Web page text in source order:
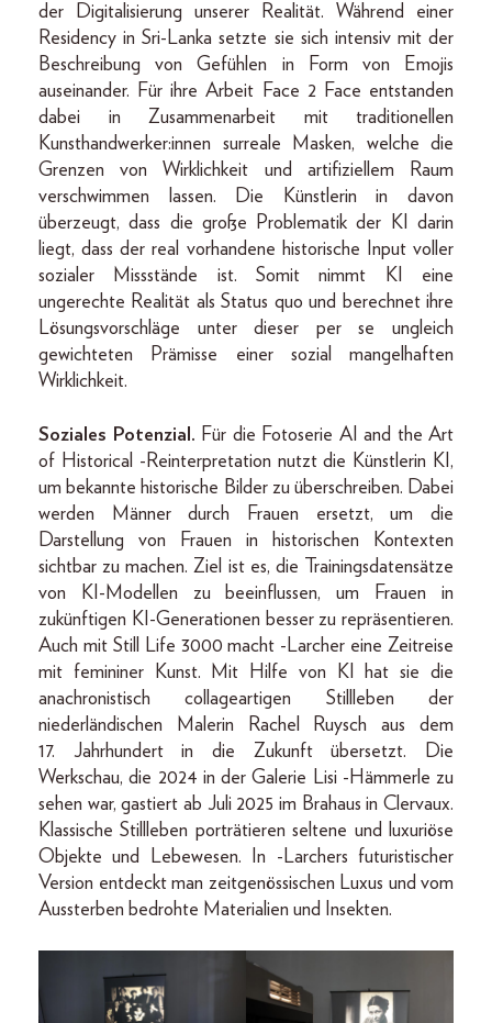
der Digitalisierung unserer Realität. Während einer
Residency in Sri-Lanka setzte sie sich intensiv mit der
Beschreibung von Gefühlen in Form von Emojis
auseinander. Für ihre Arbeit Face 2 Face entstanden
dabei in Zusammenarbeit mit traditionellen
Kunsthandwerker:innen surreale Masken, welche die
Grenzen von Wirklichkeit und artifiziellem Raum
verschwimmen lassen. Die Künstlerin in davon
überzeugt, dass die große Problematik der KI darin
liegt, dass der real vorhandene historische Input voller
sozialer Missstände ist. Somit nimmt KI eine
ungerechte Realität als Status quo und berechnet ihre
Lösungsvorschläge unter dieser per se ungleich
gewichteten Prämisse einer sozial mangelhaften
Wirklichkeit.
Soziales Potenzial. Für die Fotoserie AI and the Art
of Historical -Reinterpretation nutzt die Künstlerin KI,
um bekannte historische Bilder zu überschreiben. Dabei
werden Männer durch Frauen ersetzt, um die
Darstellung von Frauen in historischen Kontexten
sichtbar zu machen. Ziel ist es, die Trainingsdatensätze
von KI-Modellen zu beeinflussen, um Frauen in
zukünftigen KI-Generationen besser zu repräsentieren.
Auch mit Still Life 3000 macht -Larcher eine Zeitreise
mit femininer Kunst. Mit Hilfe von KI hat sie die
anachronistisch collageartigen Stillleben der
niederländischen Malerin Rachel Ruysch aus dem
17. Jahrhundert in die Zukunft übersetzt. Die
Werkschau, die 2024 in der Galerie Lisi -Hämmerle zu
sehen war, gastiert ab Juli 2025 im Brahaus in Clervaux.
Klassische Stillleben porträtieren seltene und luxuriöse
Objekte und Lebewesen. In -Larchers futuristischer
Version entdeckt man zeitgenössischen Luxus und vom
Aussterben bedrohte Materialien und Insekten.